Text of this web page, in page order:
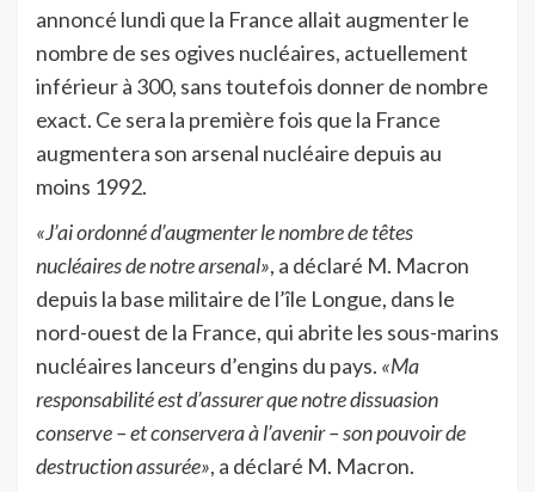
annoncé lundi que la France allait augmenter le
nombre de ses ogives nucléaires, actuellement
inférieur à 300, sans toutefois donner de nombre
exact. Ce sera la première fois que la France
augmentera son arsenal nucléaire depuis au
moins 1992.
«J’ai ordonné d’augmenter le nombre de têtes
nucléaires de notre arsenal», a déclaré M. Macron
depuis la base militaire de l’île Longue, dans le
nord-ouest de la France, qui abrite les sous-marins
nucléaires lanceurs d’engins du pays. «Ma
responsabilité est d’assurer que notre dissuasion
conserve – et conservera à l’avenir – son pouvoir de
destruction assurée», a déclaré M. Macron.